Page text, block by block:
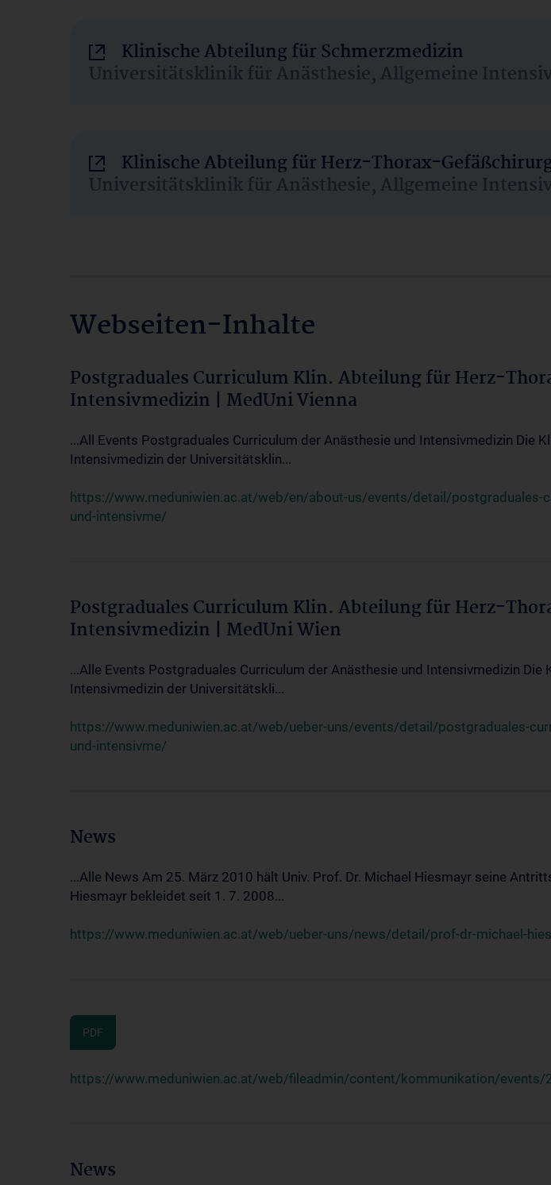
Klinische Abteilung für Schmerzmedizin
Universitätsklinik für Anästhesie, Allgemeine
Klinische Abteilung für Herz-Thorax-
Universitätsklinik für Anästhesie, Allgemeine
Webseiten-Inhalte
Postgraduales Curriculum Klin. Abteilung für Herz-
Intensivmedizin | MedUni Vienna
...All Events Postgraduales Curriculum der Anästhesie und Intensivmedizin Die
Intensivmedizin der Universitätsklin...
https://www.meduniwien.ac.at/web/en/about-us/events/detail/postgraduales-
und-intensivme/
Postgraduales Curriculum Klin. Abteilung für Herz-
Intensivmedizin | MedUni Wien
...Alle Events Postgraduales Curriculum der Anästhesie und Intensivmedizin
Intensivmedizin der Universitätskli...
https://www.meduniwien.ac.at/web/ueber-uns/events/detail/postgraduales-
und-intensivme/
News
...Alle News Am 25. März 2010 hält Univ. Prof. Dr. Michael Hiesmayr seine
Hiesmayr bekleidet seit 1. 7. 2008...
https://www.meduniwien.ac.at/web/ueber-uns/news/detail/prof-dr-michael-
PDF
https://www.meduniwien.ac.at/web/fileadmin/content/kommunikation/events/
News